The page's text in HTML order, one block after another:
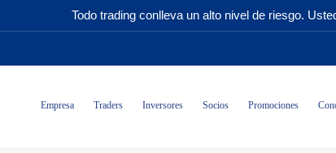
Todo trading conlleva un alto nivel de riesgo.
Empresa Traders Inversores Socios Promociones